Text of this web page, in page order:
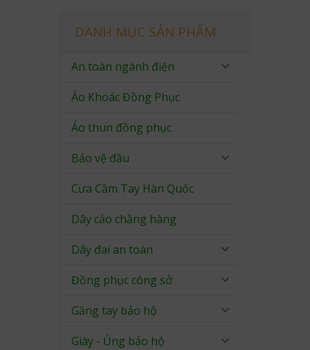
DANH MỤC SẢN PHẨM
An toàn ngành điện
Áo Khoác Đồng Phục
Áo thun đồng phục
Bảo vệ đầu
Cưa Cầm Tay Hàn Quốc
Dây cảo chằng hàng
Dây đai an toàn
Đồng phục công sở
Găng tay bảo hộ
Giày - Ủng bảo hộ